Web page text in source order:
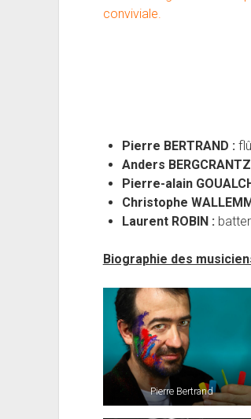
conviviale.
Pierre BERTRAND :
Anders
Pierre-alain
Christophe
Laurent ROBIN :
Biographie des
Pierre Bertrand